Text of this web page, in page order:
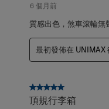
6 個月前
質感出色，煞車滾輪無
最初發佈在 UNIMAX
5星，共5星。
頂規行李箱